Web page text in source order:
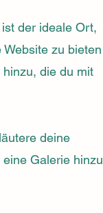
der ideale Ort,
zu bieten
hinzu, die du mit
deine
Galerie hinzu